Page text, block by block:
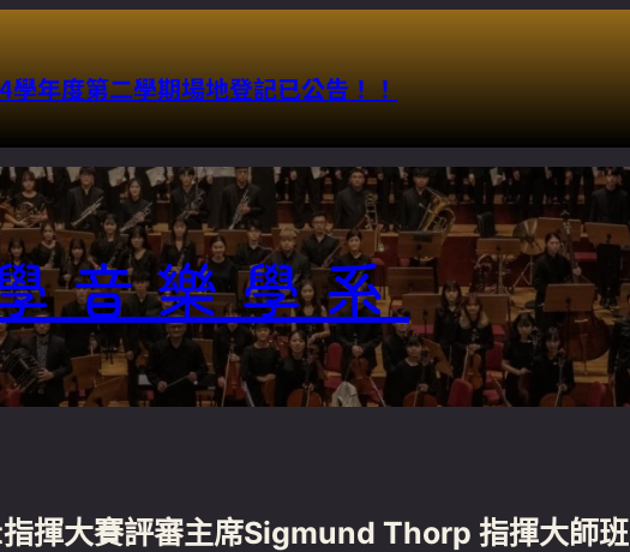
學年度第二學期場地登記已公告！！
音樂學系
揮大賽評審主席Sigmund Thorp 指揮大師班